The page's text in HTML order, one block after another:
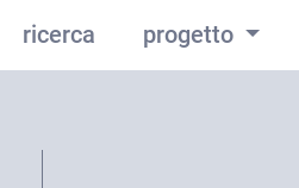
ricerca progetto